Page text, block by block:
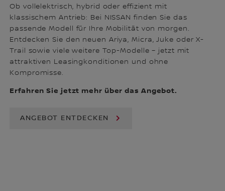
Ob vollelektrisch, hybrid oder effizient mit
klassischem Antrieb: Bei NISSAN finden Sie das
passende Modell für Ihre Mobilität von morgen.
Entdecken Sie den neuen Ariya, Micra, Juke oder X-
Trail sowie viele weitere Top-Modelle – jetzt mit
attraktiven Leasingkonditionen und ohne
Kompromisse.
Erfahren Sie jetzt mehr über das Angebot.
ANGEBOT ENTDECKEN